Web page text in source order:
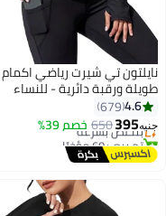
نايلتون تي شيرت رياضي اكمام
طويلة ورقبة دائرية - للنساء
4.6
679
جنيه395
650 خصم 39%
#5 في جيرسي نون للنساء
توصيل مجاني
بتخلّص بسرعة
تم بيع +60 مؤخرًا
#5 في جيرسي نون للنساء